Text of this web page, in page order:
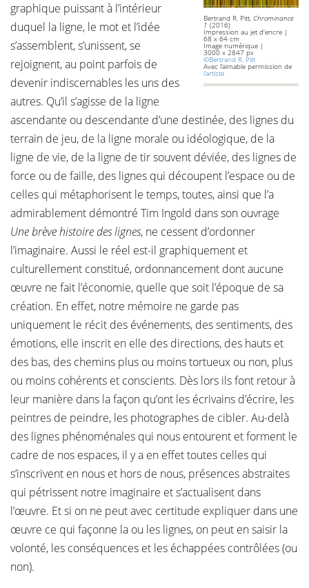
Bertrand R. Pitt,Chrominance
1 (2016)
Impression au jet d'encre |
68 x 64 cm
Image numérique |
3000 x 2847 px
©Bertrand R. Pitt
Avec l’aimable permission de
l’artiste
graphique puissant à l’intérieur
duquel la ligne, le mot et l’idée
s’assemblent, s’unissent, se
rejoignent, au point parfois de
devenir indiscernables les uns des
autres. Qu’il s’agisse de la ligne
ascendante ou descendante d’une destinée, des lignes du
terrain de jeu, de la ligne morale ou idéologique, de la
ligne de vie, de la ligne de tir souvent déviée, des lignes de
force ou de faille, des lignes qui découpent l’espace ou de
celles qui métaphorisent le temps, toutes, ainsi que l’a
admirablement démontré Tim Ingold dans son ouvrage
Une brève histoire des lignes, ne cessent d’ordonner
l’imaginaire. Aussi le réel est-il graphiquement et
culturellement constitué, ordonnancement dont aucune
œuvre ne fait l’économie, quelle que soit l’époque de sa
création. En effet, notre mémoire ne garde pas
uniquement le récit des événements, des sentiments, des
émotions, elle inscrit en elle des directions, des hauts et
des bas, des chemins plus ou moins tortueux ou non, plus
ou moins cohérents et conscients. Dès lors ils font retour à
leur manière dans la façon qu’ont les écrivains d’écrire, les
peintres de peindre, les photographes de cibler. Au-delà
des lignes phénoménales qui nous entourent et forment le
cadre de nos espaces, il y a en effet toutes celles qui
s’inscrivent en nous et hors de nous, présences abstraites
qui pétrissent notre imaginaire et s’actualisent dans
l’œuvre. Et si on ne peut avec certitude expliquer dans une
œuvre ce qui façonne la ou les lignes, on peut en saisir la
volonté, les conséquences et les échappées contrôlées (ou
non).